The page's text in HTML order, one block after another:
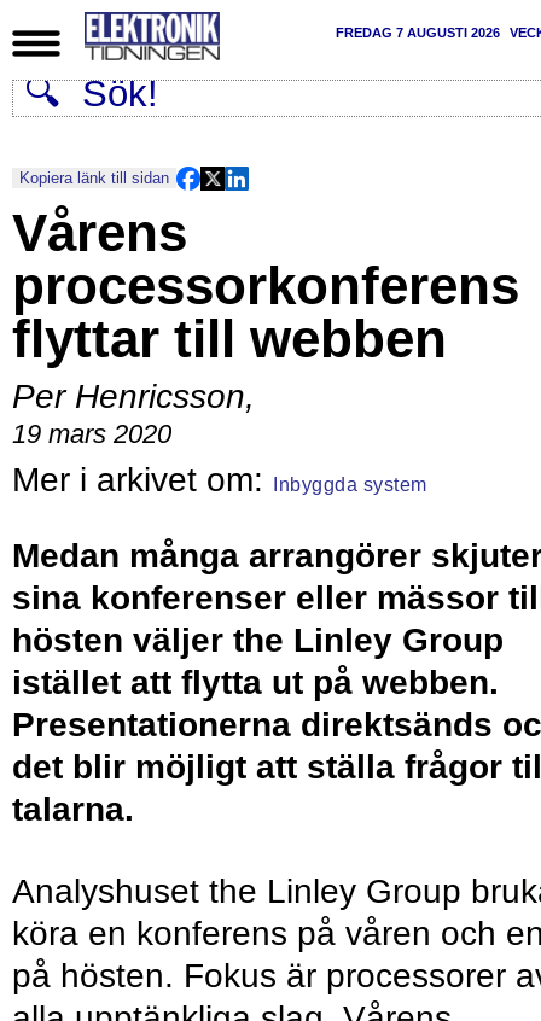
FREDAG 7 AUGUSTI 2026
Kopiera länk till sidan
Vårens
processorkonferens
flyttar till webben
Per Henricsson,
19 mars 2020
Inbyggda system
Medan många arrangörer
sina konferenser eller mässor
hösten väljer the Linley Group
istället att flytta ut på webben.
Presentationerna direktsänds
det blir möjligt att ställa frågor
talarna.
Analyshuset the Linley Group
köra en konferens på våren och
på hösten. Fokus är processorer